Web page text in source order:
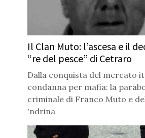
Il Clan Muto: l’ascesa e il
“re del pesce” di Cetraro
Dalla conquista del mercato
condanna per mafia: la
criminale di Franco Muto e
'ndrina